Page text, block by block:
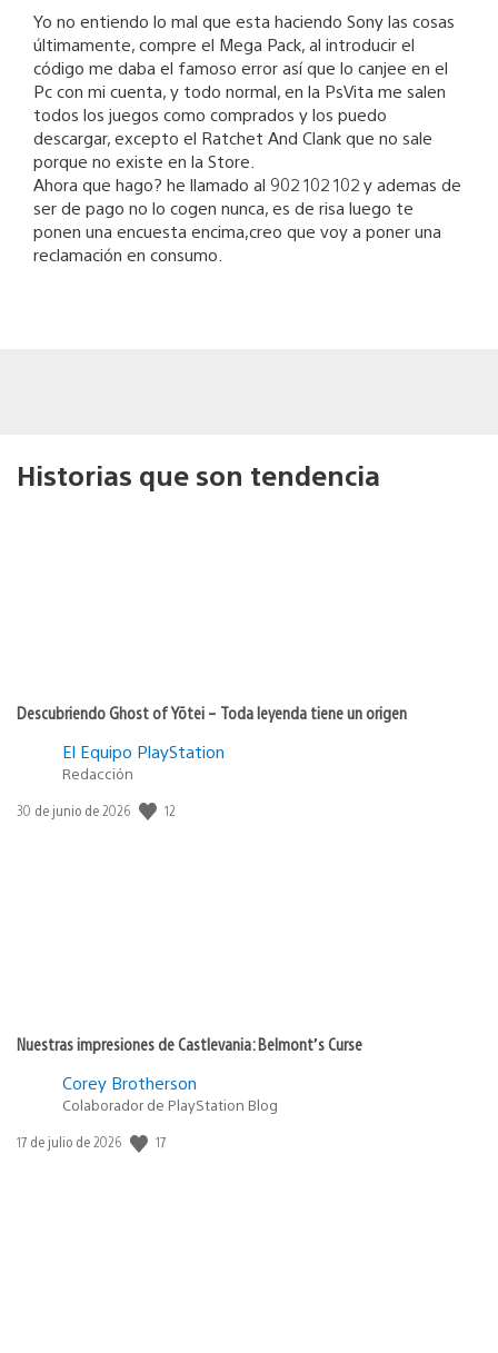
Yo no entiendo lo mal que esta haciendo Sony las cosas
últimamente, compre el Mega Pack, al introducir el
código me daba el famoso error así que lo canjee en el
Pc con mi cuenta, y todo normal, en la PsVita me salen
todos los juegos como comprados y los puedo
descargar, excepto el Ratchet And Clank que no sale
porque no existe en la Store.
Ahora que hago? he llamado al 902 102 102 y ademas de
ser de pago no lo cogen nunca, es de risa luego te
ponen una encuesta encima,creo que voy a poner una
reclamación en consumo.
Historias que son tendencia
Descubriendo Ghost of Yōtei – Toda leyenda tiene un origen
El Equipo PlayStation
Redacción
Fecha
30 de junio de 2026 12
Nuestras impresiones de Castlevania: Belmont’s Curse
Corey Brotherson
Colaborador de PlayStation Blog
Fecha
17 de julio de 2026 17